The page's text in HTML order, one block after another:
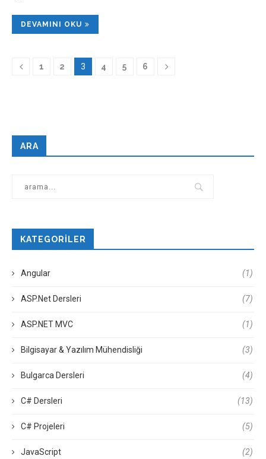
DEVAMINI OKU
1 2 3 4 5 6
ARA
KATEGORILER
Angular (1)
ASP.Net Dersleri (7)
ASP.NET MVC (1)
Bilgisayar & Yazılım Mühendisliği (3)
Bulgarca Dersleri (4)
C# Dersleri (13)
C# Projeleri (5)
JavaScript (2)